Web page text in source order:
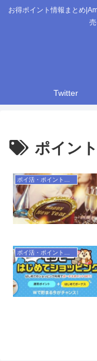
お得ポイント情報まとめ
Twitter
ポイン